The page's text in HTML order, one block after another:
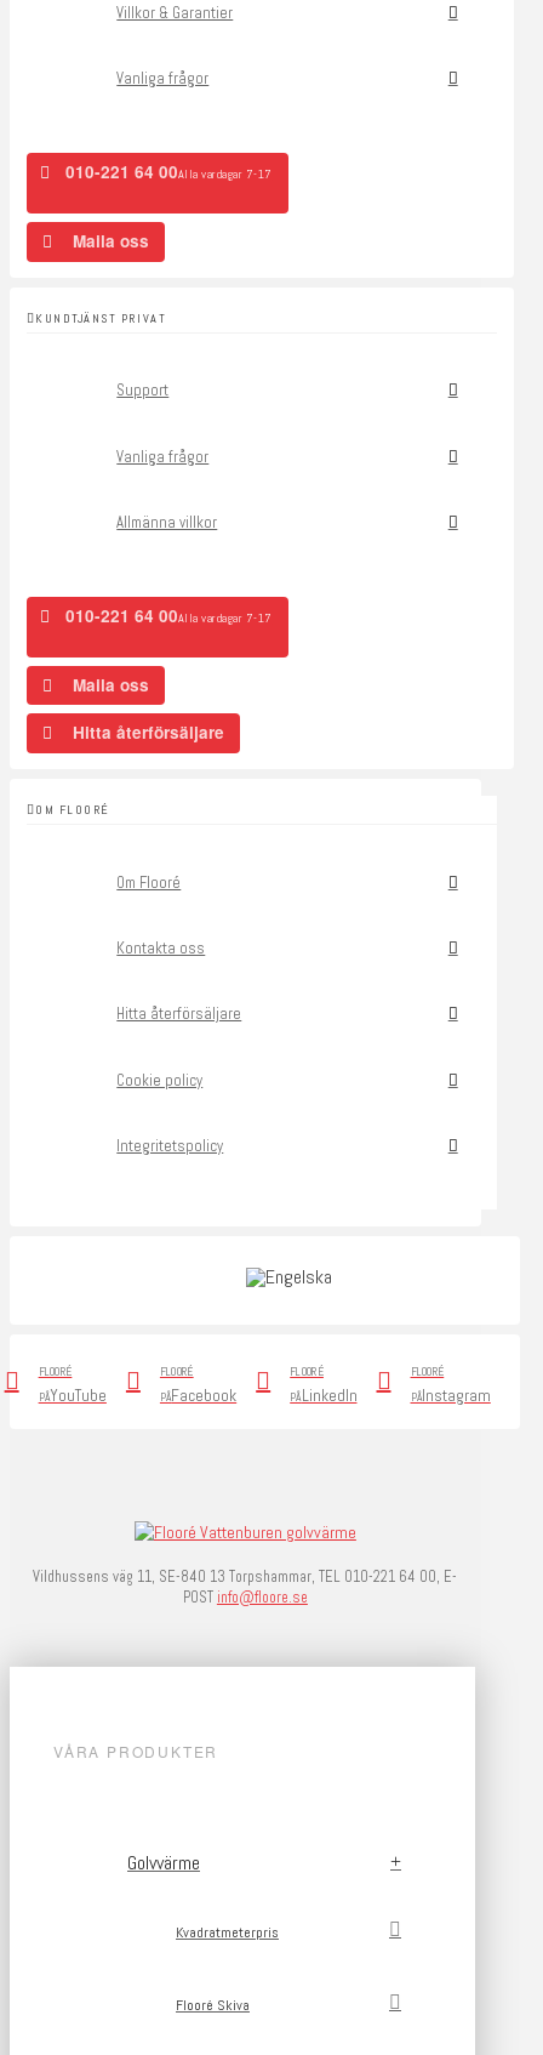
Villkor & Garantier
Vanliga frågor
010-221 64 00Alla vardagar 7-17
Maila oss
KUNDTJÄNST PRIVAT
Support
Vanliga frågor
Allmänna villkor
010-221 64 00Alla vardagar 7-17
Maila oss
Hitta återförsäljare
OM FLOORÉ
Om Flooré
Kontakta oss
Hitta återförsäljare
Cookie policy
Integritetspolicy
FLOORÉ
PÅYouTube
FLOORÉ
PÅFacebook
FLOORÉ
PÅLinkedIn
FLOORÉ
PÅInstagram
Vildhussens väg 11, SE-840 13 Torpshammar, TEL 010-221 64 00, E-
POST info@floore.se
VÅRA PRODUKTER
Golvvärme
Kvadratmeterpris
Flooré Skiva